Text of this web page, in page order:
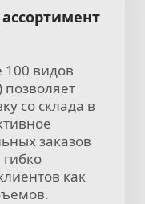
100 видов
позволяет
со склада в
заказов
как